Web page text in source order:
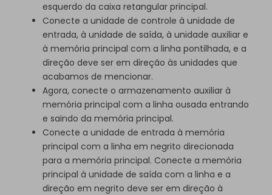
esquerdo da caixa retangular principal.
Conecte a unidade de controle à unidade de
entrada, à unidade de saída, à unidade auxiliar e
à memória principal com a linha pontilhada, e a
direção deve ser em direção às unidades que
acabamos de mencionar.
Agora, conecte o armazenamento auxiliar à
memória principal com a linha ousada entrando
e saindo da memória principal.
Conecte a unidade de entrada à memória
principal com a linha em negrito direcionada
para a memória principal. Conecte a memória
principal à unidade de saída com a linha e a
direção em negrito deve ser em direção à